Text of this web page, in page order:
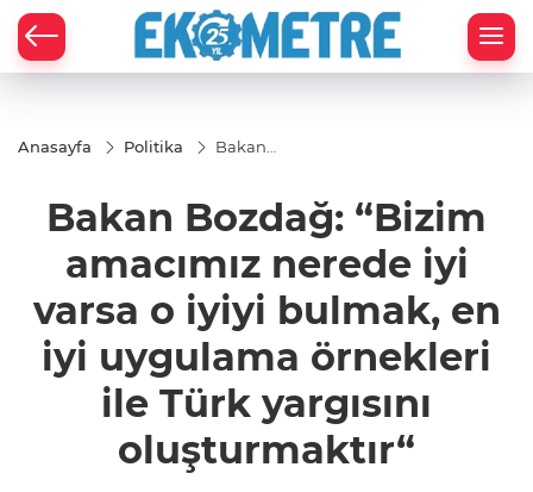
Anasayfa Politika
Bakan
amacımız
nerede iyi
bulmak, en iyi
uygulama
örnekleri ile
Türk yargısını
oluşturmaktır“
Bakan Bozdağ: “Bizim
amacımız nerede iyi
varsa o iyiyi bulmak, en
iyi uygulama örnekleri
ile Türk yargısını
oluşturmaktır“